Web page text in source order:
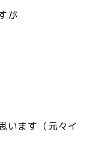
が
います（元々イ